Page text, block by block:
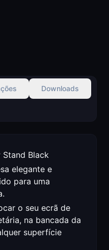
Downloads
Stand Black
elegante e
para uma
o seu ecrã de
na bancada da
superfície